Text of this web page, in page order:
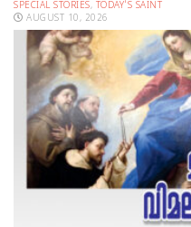
SPECIAL STORIES, TODAY'S SAINT
AUGUST 10, 2026